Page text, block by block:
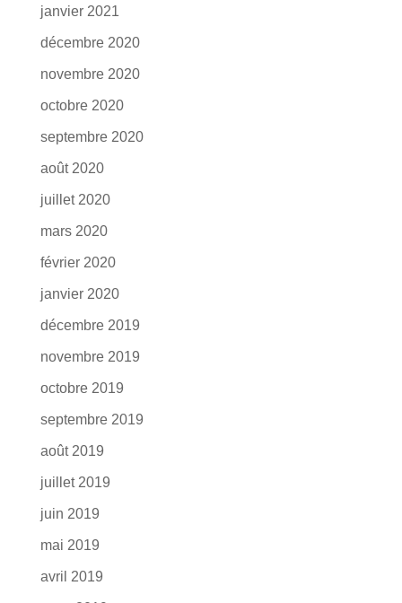
janvier 2021
décembre 2020
novembre 2020
octobre 2020
septembre 2020
août 2020
juillet 2020
mars 2020
février 2020
janvier 2020
décembre 2019
novembre 2019
octobre 2019
septembre 2019
août 2019
juillet 2019
juin 2019
mai 2019
avril 2019